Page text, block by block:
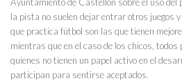
la pista no suelen dejar entrar otros juegos
que practica fútbol son las que tienen
mientras que en el caso de los chicos, todos
quienes no tienen un papel activo en el
participan para sentirse aceptados.